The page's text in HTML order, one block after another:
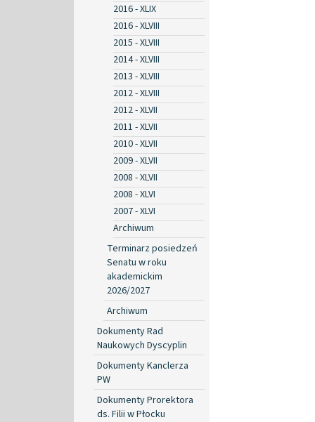
2016 - XLIX
2016 - XLVIII
2015 - XLVIII
2014 - XLVIII
2013 - XLVIII
2012 - XLVIII
2012 - XLVII
2011 - XLVII
2010 - XLVII
2009 - XLVII
2008 - XLVII
2008 - XLVI
2007 - XLVI
Archiwum
Terminarz posiedzeń
Senatu w roku
akademickim
2026/2027
Archiwum
Dokumenty Rad
Naukowych Dyscyplin
Dokumenty Kanclerza
PW
Dokumenty Prorektora
ds. Filii w Płocku